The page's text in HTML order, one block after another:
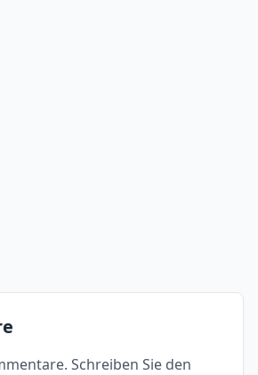
Schreiben Sie den